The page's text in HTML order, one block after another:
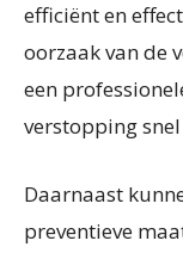
efficiënt en
oorzaak van de
een
verstopping
Daarnaast
preventieve